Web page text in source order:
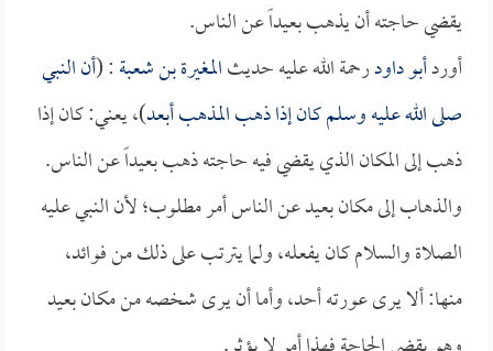
يقضي حاجته أن يذهب بعيداً عن الناس.
أوردأبو داودرحمة الله عليه حديثالمغيرة بن شعبة: (أن النبي
صلى الله عليه وسلم كان إذا ذهب المذهب أبعد)، يعني: كان إذا
ذهب إلى المكان الذي يقضي فيه حاجته ذهب بعيداً عن الناس.
والذهاب إلى مكان بعيد عن الناس أمر مطلوب؛ لأن النبي عليه
الصلاة والسلام كان يفعله، ولما يترتب على ذلك من فوائد،
منها: ألا يرى عورته أحد، وأما أن يرى شخصه من مكان بعيد